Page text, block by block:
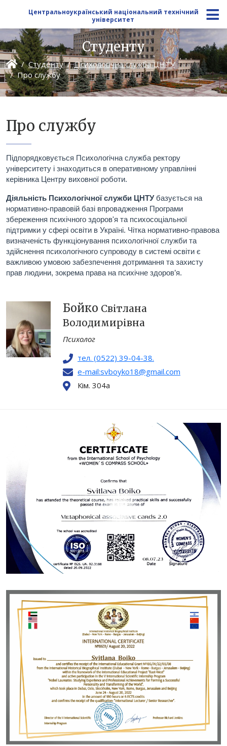
Центральноукраїнський національний технічний
університет
Студенту
Студенту
Психологічна служба ЦНТУ
Про службу
Про службу
Підпорядковується Психологічна служба ректору
університету і знаходиться в оперативному управлінні
керівника Центру виховної роботи.
Діяльність Психологічної служби ЦНТУбазується на
нормативно-правовій базі впровадження Програми
збереження психічного здоров'я та психосоціальної
підтримки у сфері освіти в Україні. Чітка нормативно-правова
визначеність функціонування психологічної служби та
здійснення психологічного супроводу в системі освіти є
важливою умовою забезпечення дотримання та захисту
прав людини, зокрема права на психічне здоров’я.
Бойко Світлана
Володимирівна
Психолог
тел. (0522) 39-04-38.
e-mail:svboyko18@gmail.com
Кім. 304a